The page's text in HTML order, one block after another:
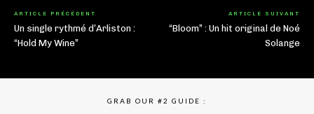
ARTICLE PRÉCÉDENT
Un single rythmé d’Arliston :
“Hold My Wine”
ARTICLE SUIVANT
“Bloom” : Un hit original de Noé
Solange
GRAB OUR #2 GUIDE :